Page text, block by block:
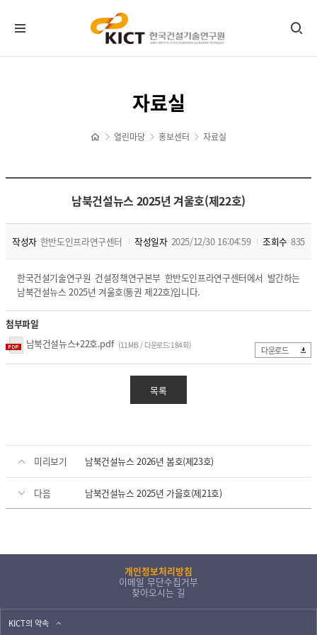
포토뉴스
홍보센터
기관홍보물
정기간행물
뉴스레터 신청/해지
CI 다운로드
자료실
연구부정행위 신고센터
화재안전 불법건축자재신고
작업중지 요청제
윤리헌장
수의계약 현황
부패징계현황
윤리위반신고센터
자료실
열린마당 홍보센터 자료실
남북건설뉴스 2025년 겨울호(제22호)
작성자 한반도인프라연구센터 작성일자 2025/12/30 16:04:59 조회수 835
한국건설기술연구원 건설정책연구본부 한반도인프라연구센터에서 발간하는
남북건설뉴스 2025년 겨울호(통권 제22호)입니다.
첨부파일
남북건설뉴스+22호.pdf (11MB / 다운로드:184회) 다운로드
목록
미리보기 남북건설뉴스 2026년 봄호(제23호)
다음 남북건설뉴스 2025년 가을호(제21호)
개인정보처리방침
이메일 무단수집거부
찾아오시는 길
KICT의 약속